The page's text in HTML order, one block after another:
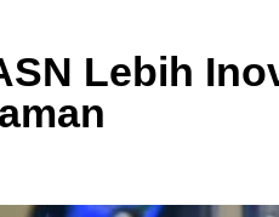
Lebih